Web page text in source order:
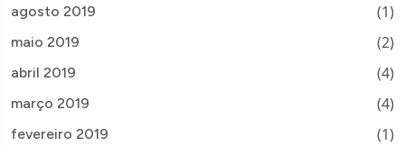
agosto 2019 (1)
maio 2019 (2)
abril 2019 (4)
março 2019 (4)
fevereiro 2019 (1)